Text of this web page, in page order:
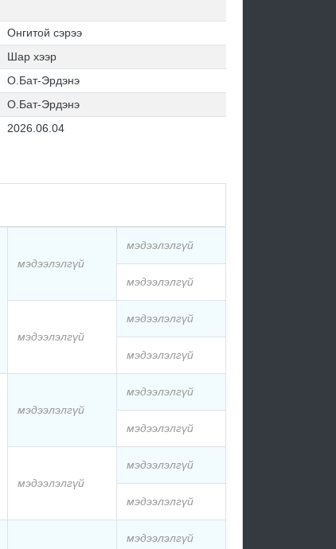
Онгитой сэрээ
Шар хээр
О.Бат-Эрдэнэ
О.Бат-Эрдэнэ
2026.06.04
мэдээлэлгүй
мэдээлэлгүй
мэдээлэлгүй
мэдээлэлгүй
мэдээлэлгүй
мэдээлэлгүй
мэдээлэлгүй
мэдээлэлгүй
мэдээлэлгүй
мэдээлэлгүй
мэдээлэлгүй
мэдээлэлгүй
мэдээлэлгүй